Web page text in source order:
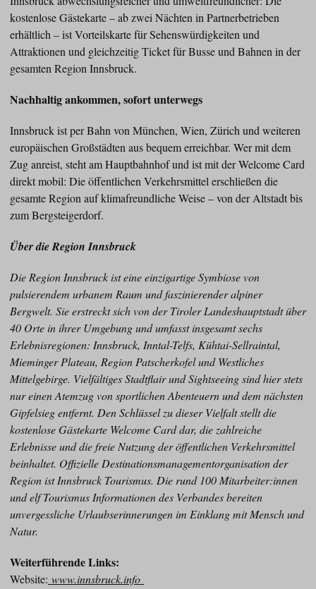
kostenlose Gästekarte – ab zwei Nächten in Partnerbetrieben
erhältlich – ist Vorteilskarte für Sehenswürdigkeiten und
Attraktionen und gleichzeitig Ticket für Busse und Bahnen in der
gesamten Region Innsbruck.
Nachhaltig ankommen, sofort unterwegs
Innsbruck ist per Bahn von München, Wien, Zürich und weiteren
europäischen Großstädten aus bequem erreichbar. Wer mit dem
Zug anreist, steht am Hauptbahnhof und ist mit der Welcome Card
direkt mobil: Die öffentlichen Verkehrsmittel erschließen die
gesamte Region auf klimafreundliche Weise – von der Altstadt bis
zum Bergsteigerdorf.
Über die Region Innsbruck
Die Region Innsbruck ist eine einzigartige Symbiose von
pulsierendem urbanem Raum und faszinierender alpiner
Bergwelt. Sie erstreckt sich von der Tiroler Landeshauptstadt über
40 Orte in ihrer Umgebung und umfasst insgesamt sechs
Erlebnisregionen: Innsbruck, Inntal-Telfs, Kühtai-Sellraintal,
Mieminger Plateau, Region Patscherkofel und Westliches
Mittelgebirge. Vielfältiges Stadtflair und Sightseeing sind hier stets
nur einen Atemzug von sportlichen Abenteuern und dem nächsten
Gipfelsieg entfernt. Den Schlüssel zu dieser Vielfalt stellt die
kostenlose Gästekarte Welcome Card dar, die zahlreiche
Erlebnisse und die freie Nutzung der öffentlichen Verkehrsmittel
beinhaltet. Offizielle Destinationsmanagementorganisation der
Region ist Innsbruck Tourismus. Die rund 100 Mitarbeiter:innen
und elf Tourismus Informationen des Verbandes bereiten
unvergessliche Urlaubserinnerungen im Einklang mit Mensch und
Natur.
Weiterführende Links:
Website: www.innsbruck.info